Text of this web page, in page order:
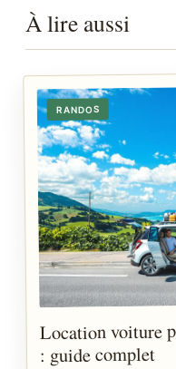
À lire aussi
RANDOS
Location voiture
: guide complet